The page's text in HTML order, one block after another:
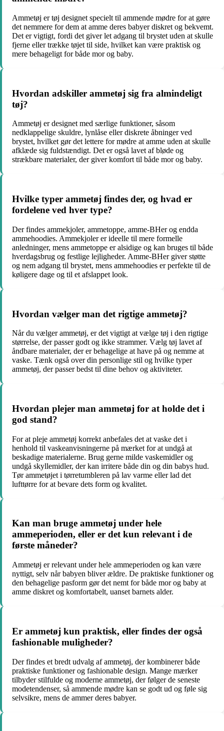
Ammetøj er tøj designet specielt til ammende mødre for at gøre
det nemmere for dem at amme deres babyer diskret og bekvemt.
Det er vigtigt, fordi det giver let adgang til brystet uden at skulle
fjerne eller trække tøjet til side, hvilket kan være praktisk og
mere behageligt for både mor og baby.
Hvordan adskiller ammetøj sig fra almindeligt
tøj?
Ammetøj er designet med særlige funktioner, såsom
nedklappelige skuldre, lynlåse eller diskrete åbninger ved
brystet, hvilket gør det lettere for mødre at amme uden at skulle
afklæde sig fuldstændigt. Det er også lavet af bløde og
strækbare materialer, der giver komfort til både mor og baby.
Hvilke typer ammetøj findes der, og hvad er
fordelene ved hver type?
Der findes ammekjoler, ammetoppe, amme-BHer og endda
ammehoodies. Ammekjoler er ideelle til mere formelle
anledninger, mens ammetoppe er alsidige og kan bruges til både
hverdagsbrug og festlige lejligheder. Amme-BHer giver støtte
og nem adgang til brystet, mens ammehoodies er perfekte til de
køligere dage og til et afslappet look.
Hvordan vælger man det rigtige ammetøj?
Når du vælger ammetøj, er det vigtigt at vælge tøj i den rigtige
størrelse, der passer godt og ikke strammer. Vælg tøj lavet af
åndbare materialer, der er behagelige at have på og nemme at
vaske. Tænk også over din personlige stil og hvilke typer
ammetøj, der passer bedst til dine behov og aktiviteter.
Hvordan plejer man ammetøj for at holde det i
god stand?
For at pleje ammetøj korrekt anbefales det at vaske det i
henhold til vaskeanvisningerne på mærket for at undgå at
beskadige materialerne. Brug gerne milde vaskemidler og
undgå skyllemidler, der kan irritere både din og din babys hud.
Tør ammetøjet i tørretumbleren på lav varme eller lad det
lufttørre for at bevare dets form og kvalitet.
Kan man bruge ammetøj under hele
ammeperioden, eller er det kun relevant i de
første måneder?
Ammetøj er relevant under hele ammeperioden og kan være
nyttigt, selv når babyen bliver ældre. De praktiske funktioner og
den behagelige pasform gør det nemt for både mor og baby at
amme diskret og komfortabelt, uanset barnets alder.
Er ammetøj kun praktisk, eller findes der også
fashionable muligheder?
Der findes et bredt udvalg af ammetøj, der kombinerer både
praktiske funktioner og fashionable design. Mange mærker
tilbyder stilfulde og moderne ammetøj, der følger de seneste
modetendenser, så ammende mødre kan se godt ud og føle sig
selvsikre, mens de ammer deres babyer.